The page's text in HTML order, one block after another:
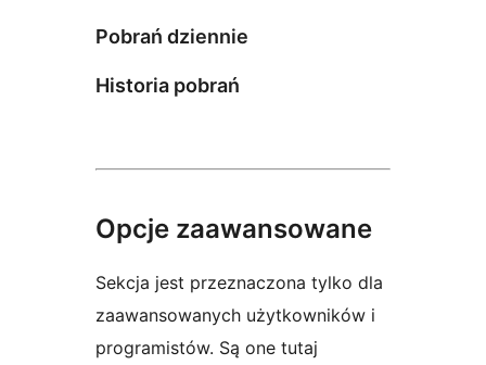
Pobrań dziennie
Historia pobrań
Opcje zaawansowane
Sekcja jest przeznaczona tylko dla
zaawansowanych użytkowników i
programistów. Są one tutaj